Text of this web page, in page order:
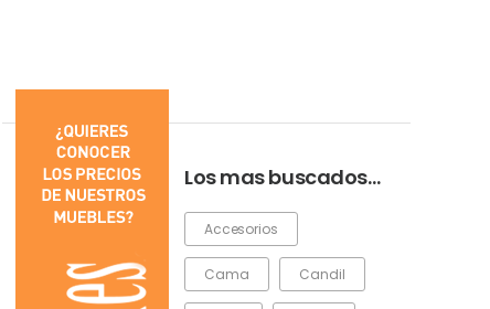
Los mas buscados…
Accesorios
Cama Candil